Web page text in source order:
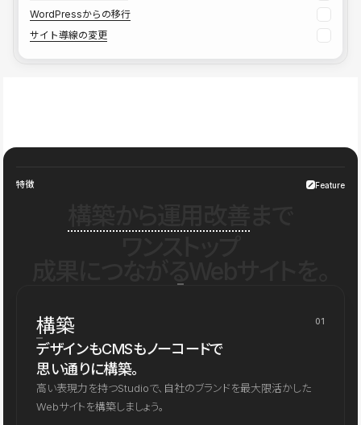
WordPressからの移行
サイト導線の変更
特徴 Feature
構築 01
デザインもCMSもノーコードで
思い通りに構築。
高い表現力を持つStudioで、自社のブランドを最大限活かした
Webサイトを構築しましょう。